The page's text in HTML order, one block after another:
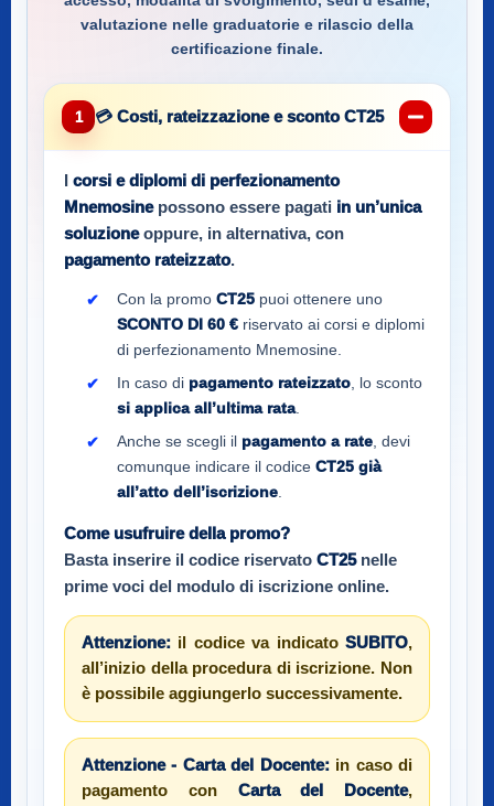
valutazione nelle graduatorie e rilascio della
certificazione finale.
1 💳 Costi, rateizzazione e sconto CT25
corsi e diplomi di perfezionamento
Mnemosinepossono essere pagati in un’unica
soluzioneoppure, in alternativa, con
pagamento rateizzato.
Con la promo CT25 puoi ottenere uno
SCONTO DI 60 € riservato ai corsi e diplomi
di perfezionamento Mnemosine.
In caso di pagamento rateizzato , lo sconto
si applica all’ultima rata.
Anche se scegli il pagamento a rate , devi
comunque indicare il codice CT25 già
all’atto dell’iscrizione
Come usufruire della promo?
Basta inserire il codice riservato CT25nelle
prime voci del modulo di iscrizione online.
Attenzione: il codice va indicato SUBITO,
all’inizio della procedura di iscrizione. Non
è possibile aggiungerlo successivamente.
Attenzione - Carta del Docente:in caso di
pagamento con Carta del Docente,